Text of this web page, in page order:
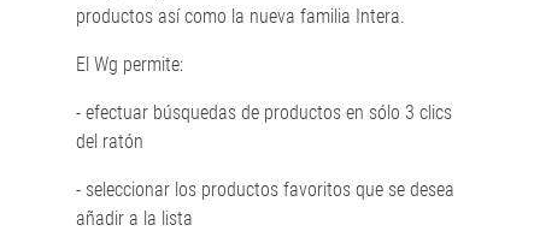
productos así como la nueva familia Intera.
El Wg permite:
- efectuar búsquedas de productos en sólo 3 clics
del ratón
- seleccionar los productos favoritos que se desea
añadir a la lista